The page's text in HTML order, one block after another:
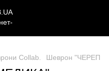
Collab. Шеврон "ЧЕРЕП